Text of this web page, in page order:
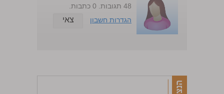
48 תגובות. 0 כתבות.
הגדרות חשבון
צאי